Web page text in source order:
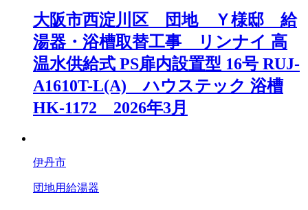
大阪市西淀川区 団地 Ｙ様邸 給
湯器・浴槽取替工事 リンナイ 高
温水供給式 PS扉内設置型 16号 RUJ-
A1610T-L(A) ハウステック 浴槽
HK-1172 2026年3月
伊丹市
団地用給湯器